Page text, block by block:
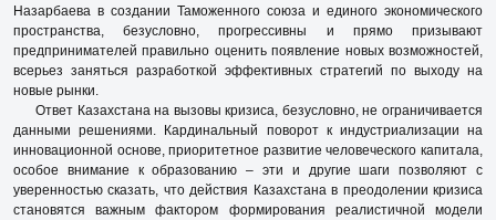
Назарбаева в создании Таможенного союза и единого экономического
пространства, безусловно, прогрессивны и прямо призывают
предпринимателей правильно оценить появление новых возможностей,
всерьез заняться разработкой эффективных стратегий по выходу на
новые рынки.
Ответ Казахстана на вызовы кризиса, безусловно, не ограничивается
данными решениями. Кардинальный поворот к индустриализации на
инновационной основе, приоритетное развитие человеческого капитала,
особое внимание к образованию – эти и другие шаги позволяют с
уверенностью сказать, что действия Казахстана в преодолении кризиса
становятся важным фактором формирования реалистичной модели